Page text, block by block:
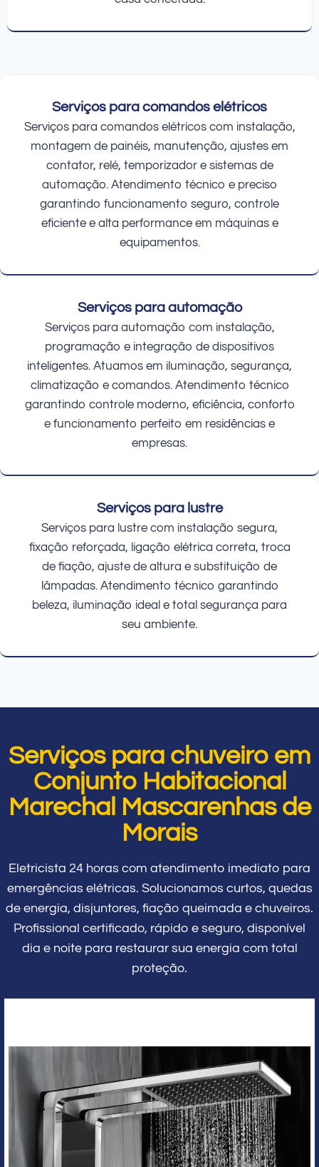
Serviços para comandos elétricos
Serviços para comandos elétricos com instalação,
montagem de painéis, manutenção, ajustes em
contator, relé, temporizador e sistemas de
automação. Atendimento técnico e preciso
garantindo funcionamento seguro, controle
eficiente e alta performance em máquinas e
equipamentos.
Serviços para automação
Serviços para automação com instalação,
programação e integração de dispositivos
inteligentes. Atuamos em iluminação, segurança,
climatização e comandos. Atendimento técnico
garantindo controle moderno, eficiência, conforto
e funcionamento perfeito em residências e
empresas.
Serviços para lustre
Serviços para lustre com instalação segura,
fixação reforçada, ligação elétrica correta, troca
de fiação, ajuste de altura e substituição de
lâmpadas. Atendimento técnico garantindo
beleza, iluminação ideal e total segurança para
seu ambiente.
Serviços para chuveiro em
Conjunto Habitacional
Marechal Mascarenhas de
Morais
Eletricista 24 horas com atendimento imediato para
emergências elétricas. Solucionamos curtos, quedas
de energia, disjuntores, fiação queimada e chuveiros.
Profissional certificado, rápido e seguro, disponível
dia e noite para restaurar sua energia com total
proteção.